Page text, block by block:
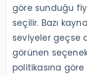
göre sunduğu
seçilir. Bazı
seviyeler geçse
görünen
politikasına